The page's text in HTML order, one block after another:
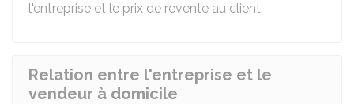
l'entreprise et le prix de revente au client.
Relation entre l'entreprise et le
vendeur à domicile